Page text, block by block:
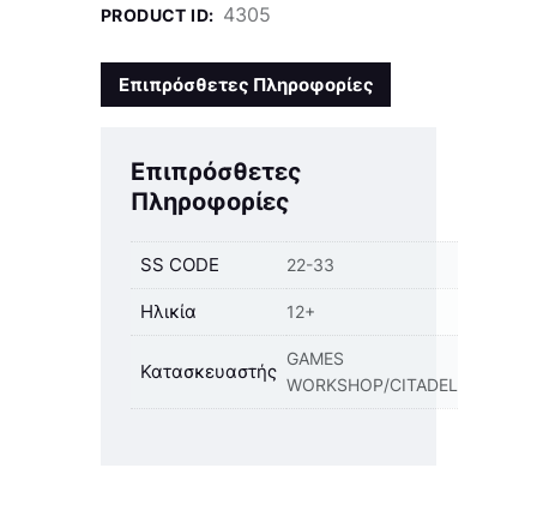
PRODUCT ID: 4305
Επιπρόσθετες Πληροφορίες
Επιπρόσθετες
Πληροφορίες
SS CODE 22-33
Ηλικία 12+
Κατασκευαστής
GAMES
WORKSHOP/CITADEL